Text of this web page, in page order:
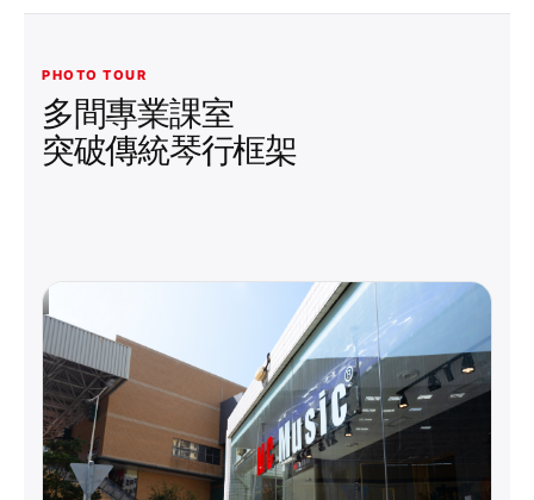
PHOTO TOUR
多間專業課室
突破傳統琴行框架